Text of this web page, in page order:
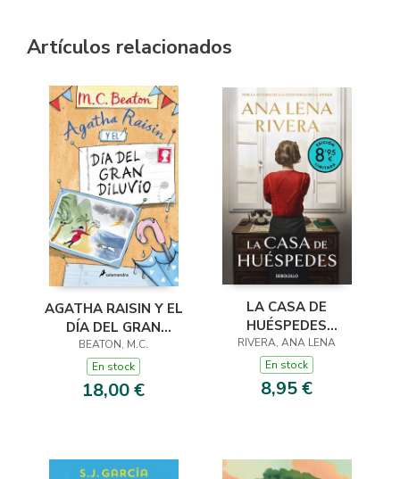
Artículos relacionados
AGATHA RAISIN Y EL
DÍA DEL GRAN
DILUVIO (AGATHA
RAISIN 12)
BEATON, M.C.
En stock
18,00 €
LA CASA DE
HUÉSPEDES
(EDICIÓN LIMITADA ·
VERANO)
RIVERA, ANA LENA
En stock
8,95 €